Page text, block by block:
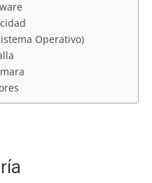
Operativo)